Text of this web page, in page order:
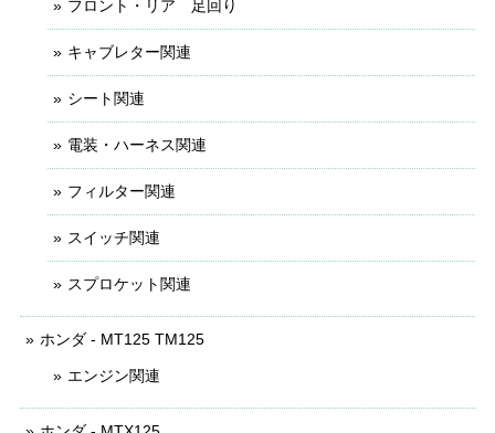
フロント・リア 足回り
キャブレター関連
シート関連
電装・ハーネス関連
フィルター関連
スイッチ関連
スプロケット関連
ホンダ - MT125 TM125
エンジン関連